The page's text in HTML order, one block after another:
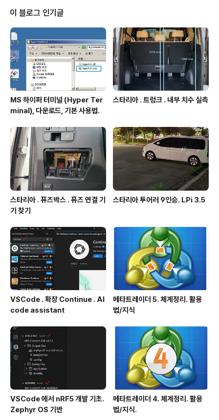
com/244 의 STM32 첫등록 : 2019년 2월 13일최종수정..
이 블로그 인기글
MS 하이퍼 터미널 (Hyper Ter
minal), 다운로드, 기본 사용법.
스타리아 . 트렁크 . 내부 치수 실측
스타리아 . 퓨즈박스 . 퓨즈 연결 기
기 찾기
스타리아 투어러 9인승. LPi 3.5
VSCode . 확장 Continue . AI
code assistant
메타트레이더 5. 체계정리. 활용
법/지식
VSCode 에서 nRF5 개발 기초.
Zephyr OS 기반
메타트레이더 4. 체계정리. 활용
법/지식.